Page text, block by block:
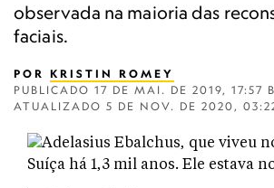
observada na maioria das
faciais.
POR KRISTIN ROMEY
PUBLICADO 17 DE MAI. DE 2019, 17:57
ATUALIZADO 5 DE NOV. DE 2020,